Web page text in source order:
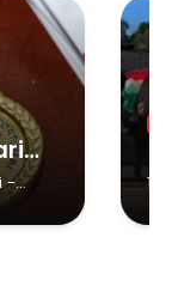
51ª Semana de Portinari: Premiações da Exposição Coletiva e Concursos
-